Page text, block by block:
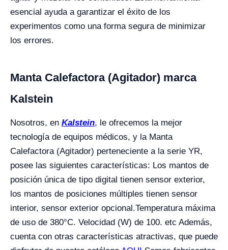
esencial ayuda a garantizar el éxito de los
experimentos como una forma segura de minimizar
los errores.
Manta Calefactora (Agitador) marca
Kalstein
Nosotros, en Kalstein, le ofrecemos la mejor
tecnología de equipos médicos, y la Manta
Calefactora (Agitador) perteneciente a la serie YR,
posee las siguientes características: Los mantos de
posición única de tipo digital tienen sensor exterior,
los mantos de posiciones múltiples tienen sensor
interior, sensor exterior opcional.Temperatura máxima
de uso de 380°C. Velocidad (W) de 100. etc Además,
cuenta con otras características atractivas, que puede